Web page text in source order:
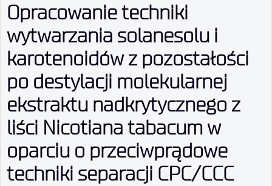
Opracowanie techniki
wytwarzania solanesolu i
karotenoidów z pozostałości
po destylacji molekularnej
ekstraktu nadkrytycznego z
liści Nicotiana tabacum w
oparciu o przeciwprądowe
techniki separacji CPC/CCC